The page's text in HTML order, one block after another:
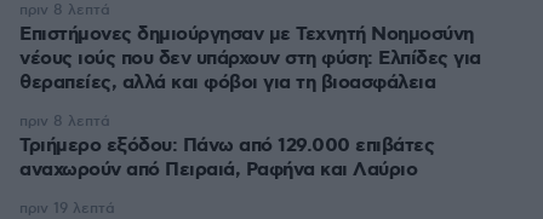
Επιστήμονες δημιούργησαν με Τεχνητή Νοημοσύνη
νέους ιούς που δεν υπάρχουν στη φύση: Ελπίδες για
θεραπείες, αλλά και φόβοι για τη βιοασφάλεια
πριν 8 λεπτά
Τριήμερο εξόδου: Πάνω από 129.000 επιβάτες
αναχωρούν από Πειραιά, Ραφήνα και Λαύριο
πριν 8 λεπτά
πριν 19 λεπτά